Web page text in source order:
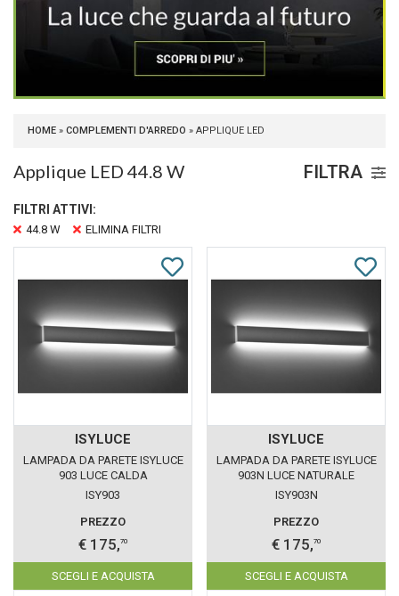
HOME » COMPLEMENTI D'ARREDO » APPLIQUE LED
Applique LED 44.8 W FILTRA
FILTRI ATTIVI:
44.8 W ELIMINA FILTRI
ISYLUCE
LAMPADA DA PARETE ISYLUCE
903 LUCE CALDA
ISY903
PREZZO
€ 175,70
SCEGLI E ACQUISTA
ISYLUCE
LAMPADA DA PARETE ISYLUCE
903N LUCE NATURALE
ISY903N
PREZZO
€ 175,70
SCEGLI E ACQUISTA